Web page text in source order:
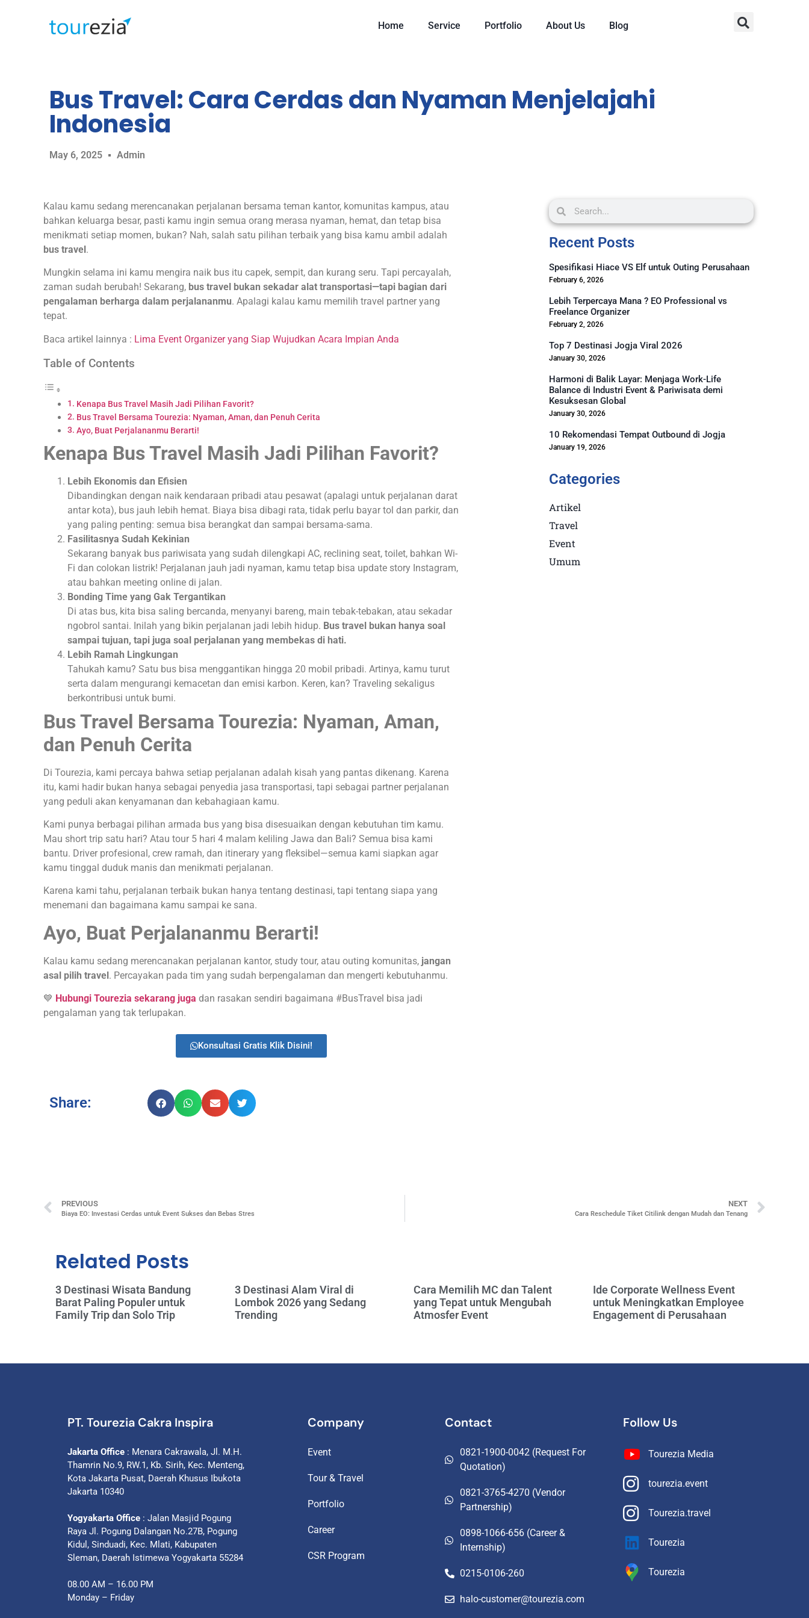
Home Service Portfolio About Us Blog
Bus Travel: Cara Cerdas dan Nyaman Menjelajahi
Indonesia
May 6, 2025 Admin
Kalau kamu sedang merencanakan perjalanan bersama teman kantor, komunitas kampus, atau
bahkan keluarga besar, pasti kamu ingin semua orang merasa nyaman, hemat, dan tetap bisa
menikmati setiap momen, bukan? Nah, salah satu pilihan terbaik yang bisa kamu ambil adalah
bus travel.
Mungkin selama ini kamu mengira naik bus itu capek, sempit, dan kurang seru. Tapi percayalah,
zaman sudah berubah! Sekarang, bus travel bukan sekadar alat transportasi—tapi bagian dari
pengalaman berharga dalam perjalananmu. Apalagi kalau kamu memilih travel partner yang
tepat.
Baca artikel lainnya : Lima Event Organizer yang Siap Wujudkan Acara Impian Anda
Table of Contents
Kenapa Bus Travel Masih Jadi Pilihan Favorit?
Bus Travel Bersama Tourezia: Nyaman, Aman, dan Penuh Cerita
Ayo, Buat Perjalananmu Berarti!
Kenapa Bus Travel Masih Jadi Pilihan Favorit?
Lebih Ekonomis dan Efisien
Dibandingkan dengan naik kendaraan pribadi atau pesawat (apalagi untuk perjalanan darat
antar kota), bus jauh lebih hemat. Biaya bisa dibagi rata, tidak perlu bayar tol dan parkir, dan
yang paling penting: semua bisa berangkat dan sampai bersama-sama.
Fasilitasnya Sudah Kekinian
Sekarang banyak bus pariwisata yang sudah dilengkapi AC, reclining seat, toilet, bahkan Wi-
Fi dan colokan listrik! Perjalanan jauh jadi nyaman, kamu tetap bisa update story Instagram,
atau bahkan meeting online di jalan.
Bonding Time yang Gak Tergantikan
Di atas bus, kita bisa saling bercanda, menyanyi bareng, main tebak-tebakan, atau sekadar
ngobrol santai. Inilah yang bikin perjalanan jadi lebih hidup. Bus travel bukan hanya soal
sampai tujuan, tapi juga soal perjalanan yang membekas di hati.
Lebih Ramah Lingkungan
Tahukah kamu? Satu bus bisa menggantikan hingga 20 mobil pribadi. Artinya, kamu turut
serta dalam mengurangi kemacetan dan emisi karbon. Keren, kan? Traveling sekaligus
berkontribusi untuk bumi.
Bus Travel Bersama Tourezia: Nyaman, Aman,
dan Penuh Cerita
Di Tourezia, kami percaya bahwa setiap perjalanan adalah kisah yang pantas dikenang. Karena
itu, kami hadir bukan hanya sebagai penyedia jasa transportasi, tapi sebagai partner perjalanan
yang peduli akan kenyamanan dan kebahagiaan kamu.
Kami punya berbagai pilihan armada bus yang bisa disesuaikan dengan kebutuhan tim kamu.
Mau short trip satu hari? Atau tour 5 hari 4 malam keliling Jawa dan Bali? Semua bisa kami
bantu. Driver profesional, crew ramah, dan itinerary yang fleksibel—semua kami siapkan agar
kamu tinggal duduk manis dan menikmati perjalanan.
Karena kami tahu, perjalanan terbaik bukan hanya tentang destinasi, tapi tentang siapa yang
menemani dan bagaimana kamu sampai ke sana.
Ayo, Buat Perjalananmu Berarti!
Kalau kamu sedang merencanakan perjalanan kantor, study tour, atau outing komunitas, jangan
asal pilih travel. Percayakan pada tim yang sudah berpengalaman dan mengerti kebutuhanmu.
💙 Hubungi Tourezia sekarang juga dan rasakan sendiri bagaimana #BusTravel bisa jadi
pengalaman yang tak terlupakan.
Konsultasi Gratis Klik Disini!
Share:
Recent Posts
Spesifikasi Hiace VS Elf untuk Outing Perusahaan
February 6, 2026
Lebih Terpercaya Mana ? EO Professional vs
Freelance Organizer
February 2, 2026
Top 7 Destinasi Jogja Viral 2026
January 30, 2026
Harmoni di Balik Layar: Menjaga Work-Life
Balance di Industri Event & Pariwisata demi
Kesuksesan Global
January 30, 2026
10 Rekomendasi Tempat Outbound di Jogja
January 19, 2026
Categories
Artikel
Travel
Event
Umum
PREVIOUS
Biaya EO: Investasi Cerdas untuk Event Sukses dan Bebas Stres
NEXT
Cara Reschedule Tiket Citilink dengan Mudah dan Tenang
Related Posts
3 Destinasi Wisata Bandung
Barat Paling Populer untuk
Family Trip dan Solo Trip
3 Destinasi Alam Viral di
Lombok 2026 yang Sedang
Trending
Cara Memilih MC dan Talent
yang Tepat untuk Mengubah
Atmosfer Event
Ide Corporate Wellness Event
untuk Meningkatkan Employee
Engagement di Perusahaan
PT. Tourezia Cakra Inspira
Jakarta Office : Menara Cakrawala, Jl. M.H.
Thamrin No.9, RW.1, Kb. Sirih, Kec. Menteng,
Kota Jakarta Pusat, Daerah Khusus Ibukota
Jakarta 10340
Yogyakarta Office : Jalan Masjid Pogung
Raya Jl. Pogung Dalangan No.27B, Pogung
Kidul, Sinduadi, Kec. Mlati, Kabupaten
Sleman, Daerah Istimewa Yogyakarta 55284
08.00 AM – 16.00 PM
Monday – Friday
Company
Event
Tour & Travel
Portfolio
Career
CSR Program
Contact
0821-1900-0042 (Request For
Quotation)
0821-3765-4270 (Vendor
Partnership)
0898-1066-656 (Career &
Internship)
0215-0106-260
halo-customer@tourezia.com
Follow Us
Tourezia Media
tourezia.event
Tourezia.travel
Tourezia
Tourezia